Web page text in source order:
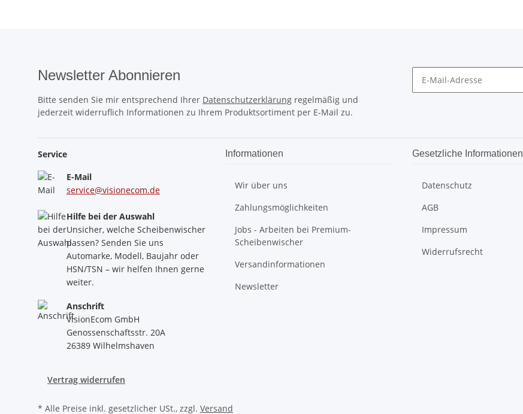
Newsletter Abonnieren
Bitte senden Sie mir entsprechend Ihrer Datenschutzerklärung regelmäßig und
jederzeit widerruflich Informationen zu Ihrem Produktsortiment per E-Mail zu.
Service
E-Mail
service@visionecom.de
Hilfe bei der Auswahl
Unsicher, welche Scheibenwischer
passen? Senden Sie uns
Automarke, Modell, Baujahr oder
HSN/TSN – wir helfen Ihnen gerne
weiter.
Anschrift
VisionEcom GmbH
Genossenschaftsstr. 20A
26389 Wilhelmshaven
Informationen
Wir über uns
Zahlungsmöglichkeiten
Jobs - Arbeiten bei Premium-
Scheibenwischer
Versandinformationen
Newsletter
Gesetzliche Informationen
Datenschutz
AGB
Impressum
Widerrufsrecht
Vertrag widerrufen
* Alle Preise inkl. gesetzlicher USt., zzgl. Versand